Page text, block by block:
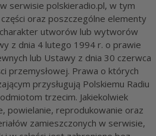
serwisie polskieradio.pl, w tym
oraz poszczególne elementy
utworów lub wytworów
z dnia 4 lutego 1994 r. o prawie
lub Ustawy z dnia 30 czerwca
przemysłowej. Prawa o których
przysługują Polskiemu Radiu
trzecim. Jakiekolwiek
powielanie, reprodukowanie oraz
zamieszczonych w serwisie,